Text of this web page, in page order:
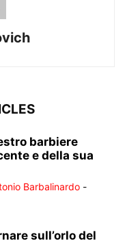
barbiere
e della sua
Barbalinardo -
sull’orlo del